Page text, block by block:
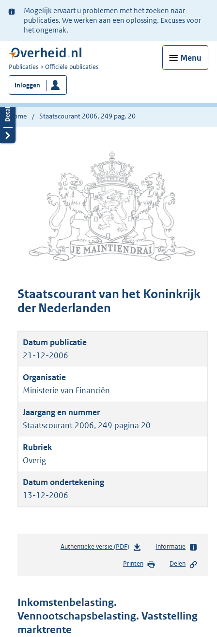
Ter
informatie:
Mogelijk ervaart u problemen met het zoeken naar
publicaties. We werken aan een oplossing. Excuses voor
het ongemak.
Menu
U
bent
nu
hier:
Publicaties Officiële publicaties
Inloggen
Home Staatscourant 2006, 249 pag. 20
Staatscourant van het Koninkrijk
der Nederlanden
21-12-2006
Ministerie van Financiën
Staatscourant 2006, 249 pagina 20
Overig
13-12-2006
Authentieke versie (PDF)b
s
s
Informatie
Printen Delen
Inkomstenbelasting.
Vennootschapsbelasting. Vaststelling
marktrente